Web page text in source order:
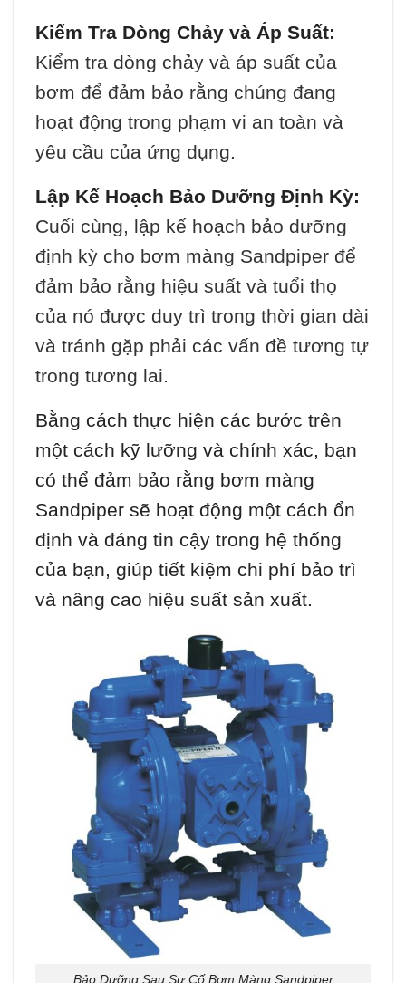
Kiểm Tra Dòng Chảy và Áp Suất:
Kiểm tra dòng chảy và áp suất của
bơm để đảm bảo rằng chúng đang
hoạt động trong phạm vi an toàn và
yêu cầu của ứng dụng.
Lập Kế Hoạch Bảo Dưỡng Định Kỳ:
Cuối cùng, lập kế hoạch bảo dưỡng
định kỳ cho bơm màng Sandpiper để
đảm bảo rằng hiệu suất và tuổi thọ
của nó được duy trì trong thời gian dài
và tránh gặp phải các vấn đề tương tự
trong tương lai.
Bằng cách thực hiện các bước trên
một cách kỹ lưỡng và chính xác, bạn
có thể đảm bảo rằng bơm màng
Sandpiper sẽ hoạt động một cách ổn
định và đáng tin cậy trong hệ thống
của bạn, giúp tiết kiệm chi phí bảo trì
và nâng cao hiệu suất sản xuất.
Bảo Dưỡng Sau Sự Cố Bơm Màng Sandpiper